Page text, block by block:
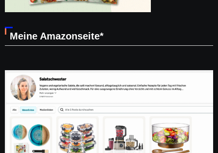
Meine Amazonseite*